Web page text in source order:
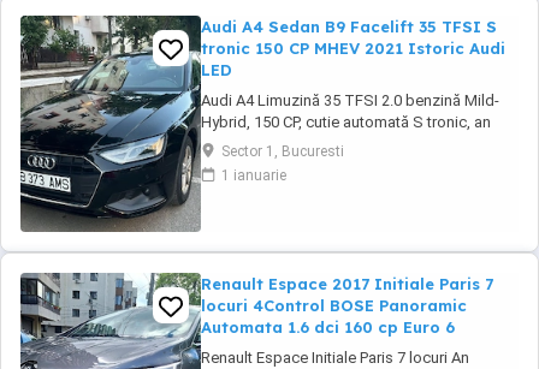
Audi A4 Sedan B9 Facelift 35 TFSI S
tronic 150 CP MHEV 2021 Istoric Audi
LED
Audi A4 Limuzină 35 TFSI 2.0 benzină Mild-
Hybrid, 150 CP, cutie automată S tronic, an
fabricație 2021, model 2022, adusa recent din
Olanda. Mașină bine întreținută, cu istoric
complet de service și toate reviziile efectuate
Sector 1, Bucuresti
1 ianuarie
Renault Espace 2017 Initiale Paris 7
locuri 4Control BOSE Panoramic
Automata 1.6 dci 160 cp Euro 6
Renault Espace Initiale Paris 7 locuri An